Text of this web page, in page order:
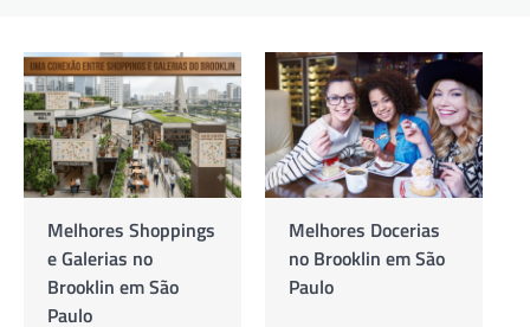
Melhores Docerias
no Brooklin em São
Paulo
As Melhores
Cafeterias no
Brooklin em São